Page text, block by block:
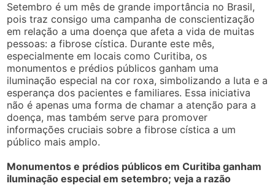
Setembro é um mês de grande importância no Brasil,
pois traz consigo uma campanha de conscientização
em relação a uma doença que afeta a vida de muitas
pessoas: a fibrose cística. Durante este mês,
especialmente em locais como Curitiba, os
monumentos e prédios públicos ganham uma
iluminação especial na cor roxa, simbolizando a luta e a
esperança dos pacientes e familiares. Essa iniciativa
não é apenas uma forma de chamar a atenção para a
doença, mas também serve para promover
informações cruciais sobre a fibrose cística a um
público mais amplo.
Monumentos e prédios públicos em Curitiba ganham
iluminação especial em setembro; veja a razão